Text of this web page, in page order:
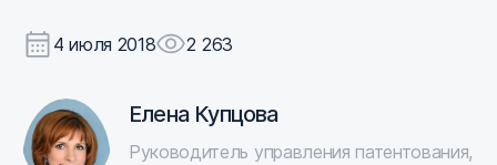
4 июля 2018 2 263
Елена Купцова
Руководитель управления патентования,